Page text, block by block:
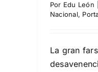
Por Edu León
Nacional,
La gran